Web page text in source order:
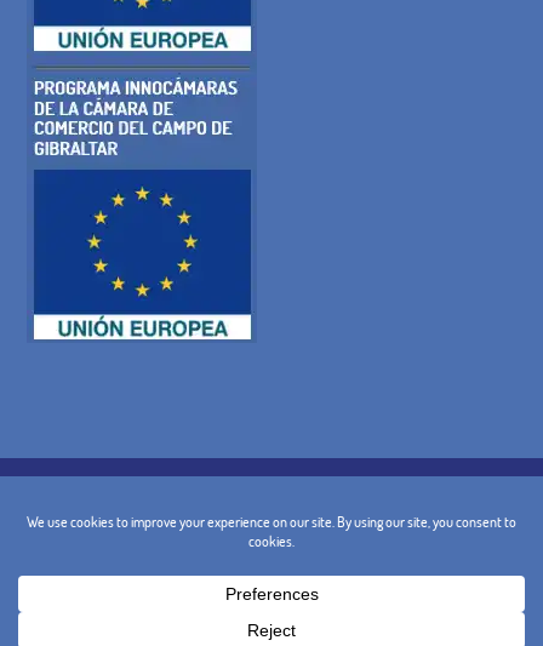
AVVISO LEGALE
TERMINI E CONDIZIONI GENERALI DI
POLITICA DI CANCELLAZIONE